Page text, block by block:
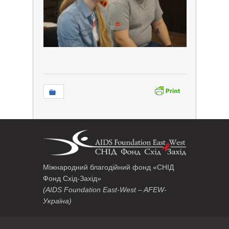
Міжнародний благодійний фонд «СНІД
Фонд Схід-Захід»
(AIDS Foundation East-West – AFEW-
Україна)